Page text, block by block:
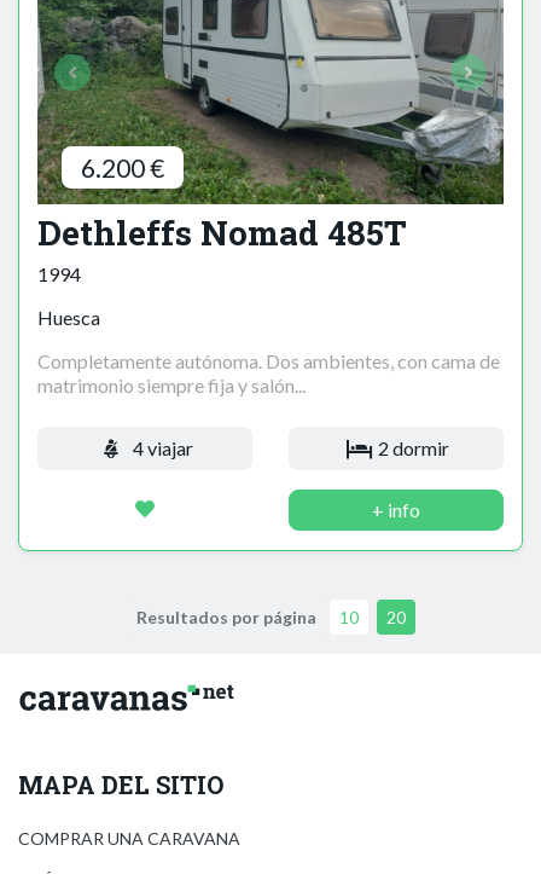
6.200 €
Dethleffs Nomad 485T
1994
Huesca
Completamente autónoma. Dos ambientes, con cama de
matrimonio siempre fija y salón...
4 viajar 2 dormir
+ info
Resultados por página 10 20
MAPA DEL SITIO
COMPRAR UNA CARAVANA